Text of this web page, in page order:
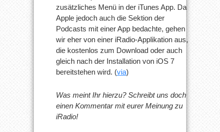
zusätzliches Menü in der iTunes App. Da
Apple jedoch auch die Sektion der
Podcasts mit einer App bedachte, gehen
wir eher von einer iRadio-Applikation aus,
die kostenlos zum Download oder auch
gleich nach der Installation von iOS 7
bereitstehen wird. (via)
Was meint Ihr hierzu? Schreibt uns doch
einen Kommentar mit eurer Meinung zu
iRadio!